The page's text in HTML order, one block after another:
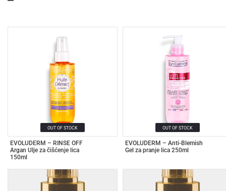
OUT OF STOCK
EVOLUDERM – RINSE OFF
Argan Ulje za čišćenje lica
150ml
OUT OF STOCK
EVOLUDERM – Anti-Blemish
Gel za pranje lica 250ml